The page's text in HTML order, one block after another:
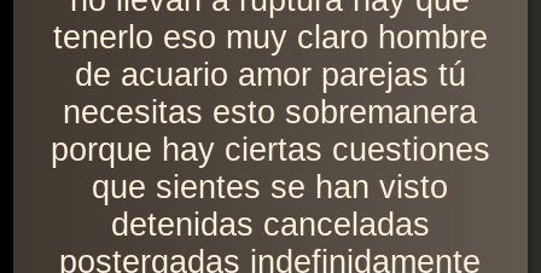
tenerlo eso muy claro hombre
de acuario amor parejas tú
necesitas esto sobremanera
porque hay ciertas cuestiones
que sientes se han visto
detenidas canceladas
postergadas indefinidamente